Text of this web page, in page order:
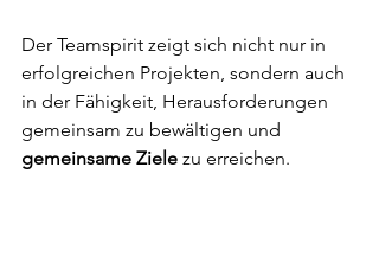
Der Teamspirit zeigt sich nicht nur in
erfolgreichen Projekten, sondern auch
in der Fähigkeit, Herausforderungen
gemeinsam zu bewältigen und
gemeinsame Ziele zu erreichen.